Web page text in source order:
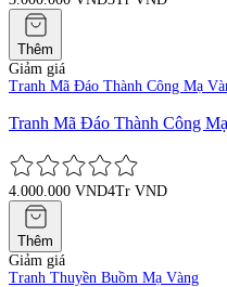
Thêm
Giảm giá
Tranh Mã Đáo Thành Công Mạ
Tranh Mã Đáo Thành Công
4.000.000 VND4Tr VND
Thêm
Giảm giá
Tranh Thuyền Buồm Mạ Vàng